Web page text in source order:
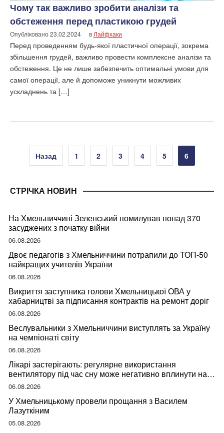
Чому так важливо зробити аналізи та
обстеження перед пластикою грудей
Опубліковано23.02.2024 в Лайфхаки
Перед проведенням будь-якої пластичної операції, зокрема
збільшення грудей, важливо провести комплексне аналізи та
обстеження. Це не лише забезпечить оптимальні умови для
самої операції, але й допоможе уникнути можливих
ускладнень та […]
Пагінація
записів
Назад 1 2 3 4 5 6
СТРІЧКА НОВИН
На Хмельниччині Зеленський помилував понад 370
засуджених з початку війни
06.08.2026
Двоє педагогів з Хмельниччини потрапили до ТОП-50
найкращих учителів України
06.08.2026
Викриття заступника голови Хмельницької ОВА у
хабарництві за підписання контрактів на ремонт доріг
06.08.2026
Веслувальники з Хмельниччини виступлять за Україну
на чемпіонаті світу
06.08.2026
Лікарі застерігають: регулярне використання
вентилятору під час сну може негативно вплинути на
ваше здоров’я
06.08.2026
У Хмельницькому провели прощання з Василем
Лазуткіним
05.08.2026